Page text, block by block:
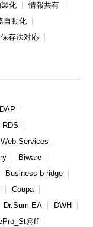
製化
情報共有
自動化
存法対応
RDS
Services
Biware
Business b-ridge
Coupa
Dr.Sum EA
DWH